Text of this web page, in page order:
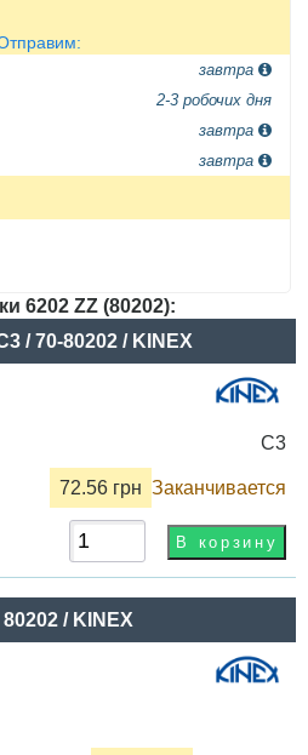
завтра
2-3 робочих дня
завтра
завтра
6202 ZZ (80202):
/ 70-80202 / KINEX
C3
72.56 грн Заканчивается
/ KINEX